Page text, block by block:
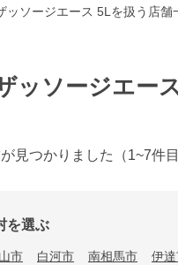
ッソージエース 5Lを扱う店舗
ッソージエー
見つかりました （1~7件目
を選ぶ
市 白河市 南相馬市 伊